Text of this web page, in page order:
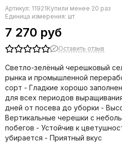
Артикул: 11921Купили менее 20 раз
Единица измерения: шт
7 270 руб
Оставить отзыв
Светло-зелёный черешковый
рынка и промышленной
сорт - Гладкие хорошо
для всех периодов
дней от посева до уборки -
Вертикальные черешки с
побегов - Устойчив к
убирается - Приятный вкус